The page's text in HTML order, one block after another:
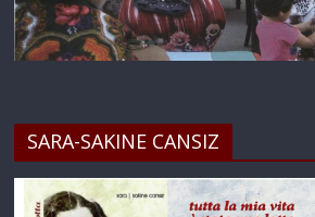
SARA-SAKINE CANSIZ